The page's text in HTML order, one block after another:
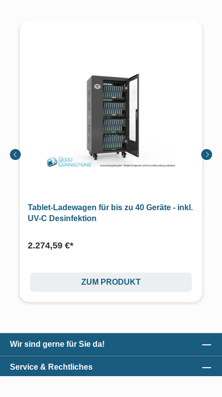
Tablet-Ladewagen für bis zu 40 Geräte - inkl.
UV-C Desinfektion
2.274,59 €*
ZUM PRODUKT
Wir sind gerne für Sie da!
Service & Rechtliches